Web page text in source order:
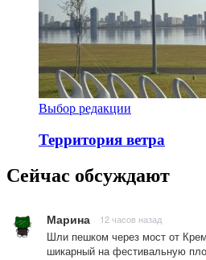
Выбор редакции
Территория ветра
Сейчас обсуждают
Марина 12 часов назад
Шли пешком через мост от
шикарный на фестивальную